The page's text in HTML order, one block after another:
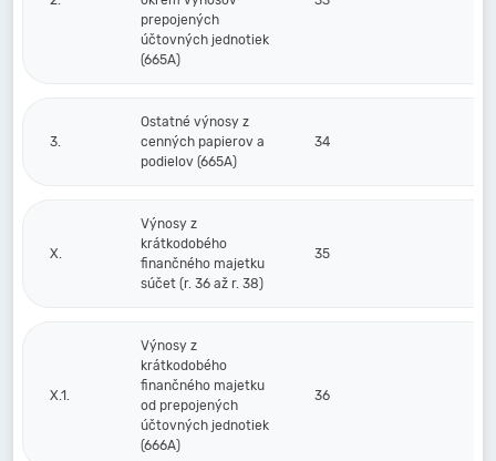
prepojených
účtovných jednotiek
(665A)
3.
Ostatné výnosy z
cenných papierov a
podielov (665A)
34
X.
Výnosy z
krátkodobého
finančného majetku
súčet (r. 36 až r. 38)
35
X.1.
Výnosy z
krátkodobého
finančného majetku
od prepojených
účtovných jednotiek
(666A)
36